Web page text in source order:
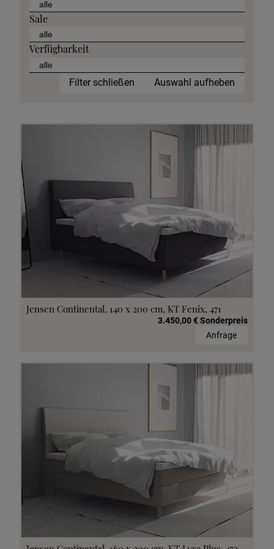
Sale
Verfügbarkeit
Filter schließen Auswahl aufheben
Jensen Continental, 140 x 200 cm, KT Fenix, 471
3.450,00 € Sonderpreis
Anfrage